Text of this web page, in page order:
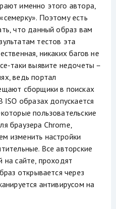
именно этого автора,
Поэтому есть
что данный образ вам
тестов эта
никаких багов не
таки выявите недочеты –
ведь портал
сборщики в поисках
образах допускается
пользовательские
браузера Chrome,
изменить настройки
Все авторские
на сайте, проходят
открывается через
антивирусом на